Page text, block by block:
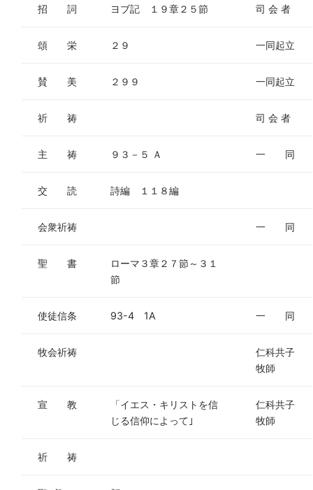
招 詞 ヨブ記 １９章２５節 司 会 者
頌 栄 ２９ 一同起立
賛 美 ２９９ 一同起立
祈 祷 司 会 者
主 祷 ９３－５ Ａ 一 同
交 読 詩編 １１８編
会衆祈祷 一 同
聖 書
ローマ３章２７節～３１
節
使徒信条 93-4 1A 一 同
牧会祈祷
仁科共子
牧師
宣 教
「イエス・キリストを信
じる信仰によって｣
仁科共子
牧師
祈 祷